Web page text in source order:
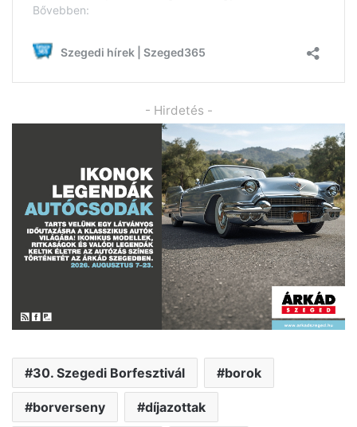
- Hirdetés -
30. Szegedi Borfesztivál borok
borverseny díjazottak